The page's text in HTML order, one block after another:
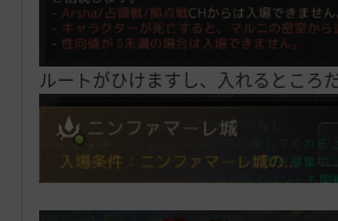
ルートがひけますし、入れるところ